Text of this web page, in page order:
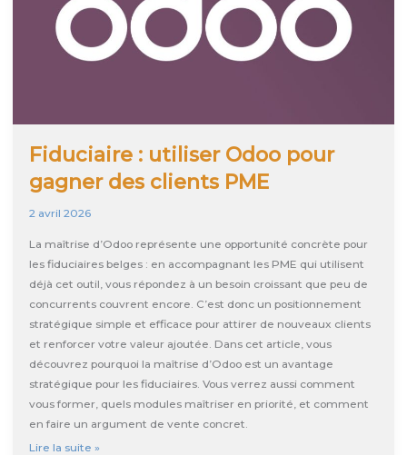
Fiduciaire : utiliser Odoo pour
gagner des clients PME
2 avril 2026
La maîtrise d’Odoo représente une opportunité concrète pour
les fiduciaires belges : en accompagnant les PME qui utilisent
déjà cet outil, vous répondez à un besoin croissant que peu de
concurrents couvrent encore. C’est donc un positionnement
stratégique simple et efficace pour attirer de nouveaux clients
et renforcer votre valeur ajoutée. Dans cet article, vous
découvrez pourquoi la maîtrise d’Odoo est un avantage
stratégique pour les fiduciaires. Vous verrez aussi comment
vous former, quels modules maîtriser en priorité, et comment
en faire un argument de vente concret.
Fiduciaire
Lire la suite »